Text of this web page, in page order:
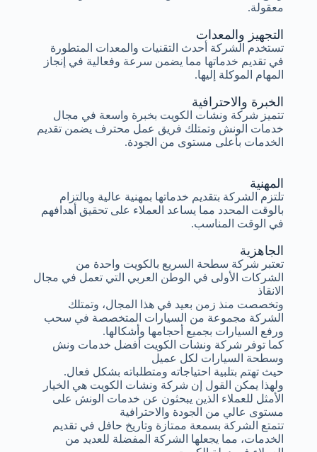
الخبرة والاحترافية
تتميز شركة ونشات الكويت بخبرة واسعة في مجال
خدمات الونش وتمتلك فريق عمل محترف يضمن تقديم
الخدمات بأعلى مستوى من الجودة.
التجهيز والمعدات
تستخدم الشركة أحدث التقنيات والمعدات المتطورة
في تقديم خدماتها مما يضمن سرعة وفعالية في إنجاز
المهام الموكلة إليها.
معقولة.
المهنية
تلتزم الشركة بتقديم خدماتها بمهنية عالية وبالتزام
بالوقت المحدد مما يساعد العملاء على تحقيق أهدافهم
في الوقت المناسب.
الجاهزية
تعتبر شركة سطحة السريع بالكويت واحدة من
الشركات الأولى في الوطن العربي التي تعمل في مجال
الانقاذ
وتخصصت منذ زمن بعيد في هذا المجال، وتمتلك
الشركة مجموعة من السيارات المتخصصة في سحب
ورفع السيارات بجميع أحجامها وأشكالها.
كما توفر شركة ونشات الكويت أفضل خدمات ونش
وسطحة السيارات لكل عميل
حيث تهتم بتلبية احتياجاته ومتطلباته بشكل فعال.
ولهذا يمكن القول إن شركة ونشات الكويت هي الخيار
الأمثل للعملاء الذين يبحثون عن خدمات الونش على
مستوى عالي من الجودة والاحترافية
تتمتع الشركة بسمعة ممتازة وتاريخ حافل في تقديم
الخدمات، مما يجعلها الشركة المفضلة للعديد من